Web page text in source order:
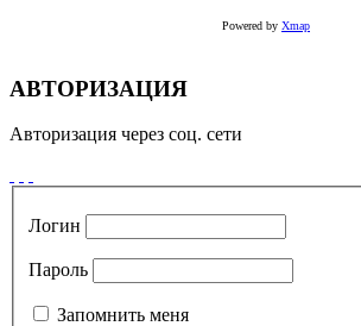
Powered by Xmap
АВТОРИЗАЦИЯ
Авторизация через соц. сети
Логин
Пароль
Запомнить меня